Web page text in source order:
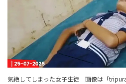
気絶してしまった女子生徒 画像は「